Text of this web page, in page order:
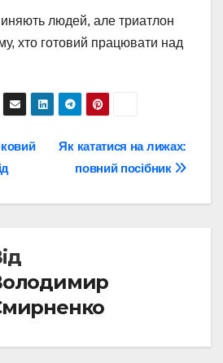
людей, але триатлон
хто готовий працювати над
Як кататися на лижах:
повний посібник